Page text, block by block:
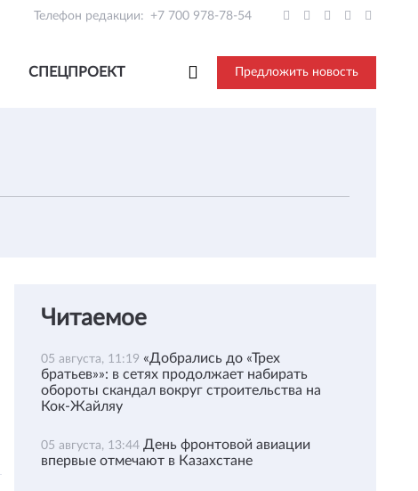
Телефон редакции: +7 700 978-78-54
СПЕЦПРОЕКТ Предложить новость
Читаемое
05 августа, 11:19 «Добрались до «Трех
братьев»»: в сетях продолжает набирать
обороты скандал вокруг строительства на
Кок-Жайляу
05 августа, 13:44 День фронтовой авиации
впервые отмечают в Казахстане